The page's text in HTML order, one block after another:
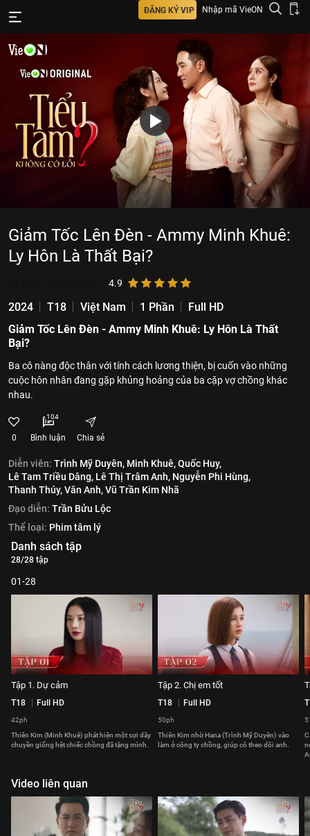
ĐĂNG KÝ VIP Nhập mã VieON
Giảm Tốc Lên Đèn - Ammy Minh Khuê:
Ly Hôn Là Thất Bại?
4.9
2024 T18 Việt Nam 1 Phần
Full HD
Giảm Tốc Lên Đèn - Ammy Minh Khuê: Ly Hôn Là Thất
Bại?
Ba cô nàng độc thân với tính cách lương thiện, bị cuốn vào những
cuộc hôn nhân đang gặp khủng hoảng của ba cặp vợ chồng khác
nhau.
0
104
Bình luận Chia sẻ
Diễn viên: Trình Mỹ Duyên, Minh Khuê,Quốc Huy,
Lê Tam Triều Dâng, Lê Thị Trâm Anh, Nguyễn Phi Hùng,
Thanh Thúy,Văn Anh,Vũ Trần Kim Nhã
Đạo diễn: Trần Bửu Lộc
Thể loại: Phim tâm lý
Danh sách tập
28/28 tập
01-28
Tập 1. Dự cảm
T18 Full HD
42ph
Thiên Kim (Minh Khuê) phát hiện một sợi dây
chuyền giống hệt chiếc chồng đã tặng mình.
Tập 2. Chị em tốt
T18 Full HD
50ph
Thiên Kim nhờ Hana (Trình Mỹ Duyên) vào
làm ở công ty chồng, giúp cô theo dõi anh.
Video liên quan